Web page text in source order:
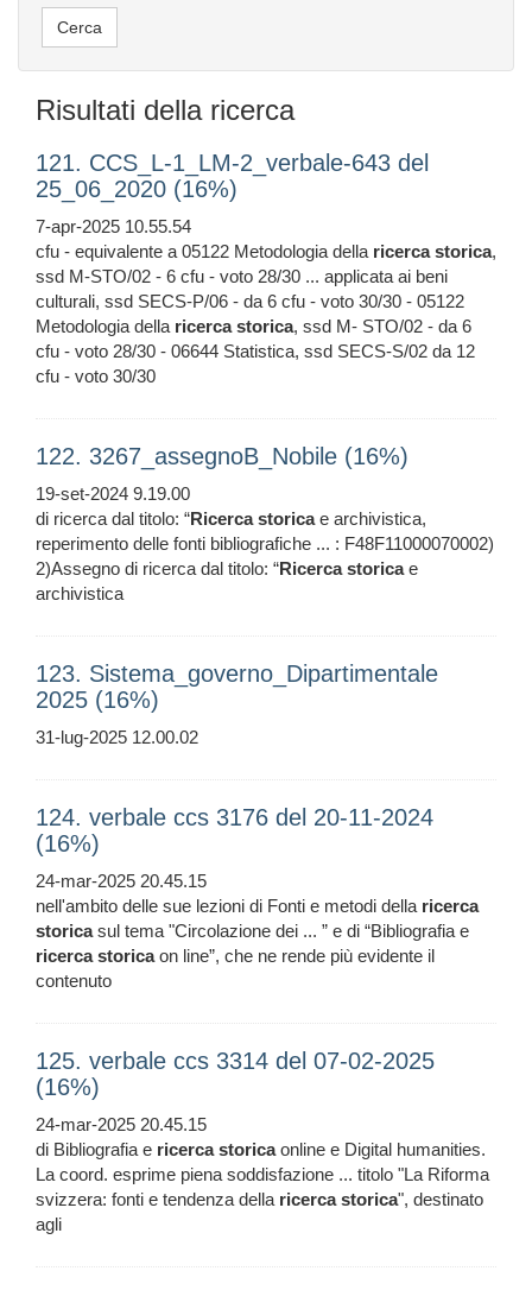
Risultati della ricerca
121. CCS_L-1_LM-2_verbale-643 del
25_06_2020 (16%)
7-apr-2025 10.55.54
cfu - equivalente a 05122 Metodologia della ricerca storica,
ssd M-STO/02 - 6 cfu - voto 28/30 ... applicata ai beni
culturali, ssd SECS-P/06 - da 6 cfu - voto 30/30 - 05122
Metodologia della ricerca storica, ssd M- STO/02 - da 6
cfu - voto 28/30 - 06644 Statistica, ssd SECS-S/02 da 12
cfu - voto 30/30
122. 3267_assegnoB_Nobile (16%)
19-set-2024 9.19.00
di ricerca dal titolo: “Ricerca storicae archivistica,
reperimento delle fonti bibliografiche ... : F48F11000070002)
2)Assegno di ricerca dal titolo: “Ricerca storicae
archivistica
123. Sistema_governo_Dipartimentale
2025 (16%)
31-lug-2025 12.00.02
124. verbale ccs 3176 del 20-11-2024
(16%)
24-mar-2025 20.45.15
nell'ambito delle sue lezioni di Fonti e metodi della ricerca
storicasul tema "Circolazione dei ... ” e di “Bibliografia e
ricerca storicaon line”, che ne rende più evidente il
contenuto
125. verbale ccs 3314 del 07-02-2025
(16%)
24-mar-2025 20.45.15
di Bibliografia e ricerca storicaonline e Digital humanities.
La coord. esprime piena soddisfazione ... titolo "La Riforma
svizzera: fonti e tendenza della ricerca storica", destinato
agli